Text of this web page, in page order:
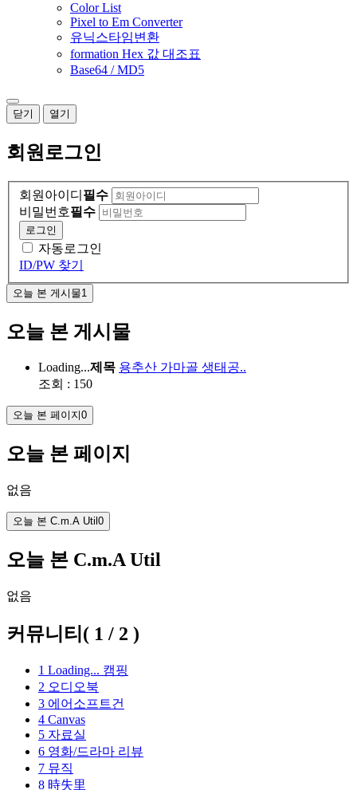
Color List
Pixel to Em Converter
유닉스타임변환
formation Hex 값 대조표
Base64 / MD5
닫기 열기
회원 로그인
회원아이디 필수
비밀번호필수
로그인
자동로그인
ID/PW 찾기
오늘 본 게시물1
오늘 본 게시물
Loading...제목 용추산 가마골 생태공..
조회 : 150
오늘 본 페이지0
오늘 본 페이지
없음
오늘 본 C.m.A Util 0
오늘 본 C.m.A Util
없음
커뮤니티 ( 1 / 2 )
1 Loading... 캠핑
2 오디오북
3 에어소프트건
4 Canvas
5 자료실
6 영화/드라마 리뷰
7 뮤직
8 時失里